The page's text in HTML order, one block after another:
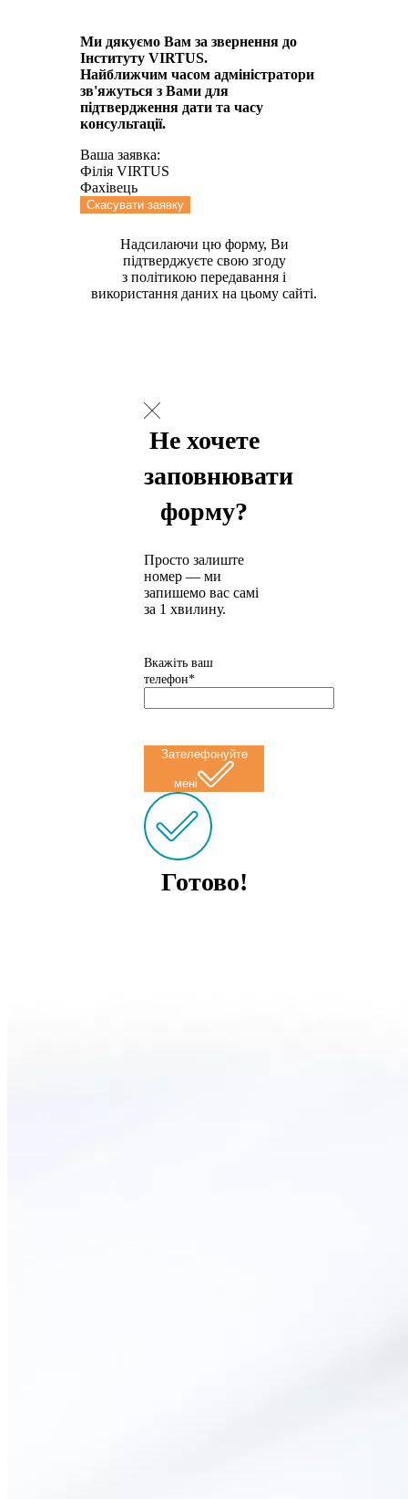
Ми дякуємо Вам за звернення до
Інституту VIRTUS.
Найближчим часом адмiнiстратори
зв'яжуться з Вами для
пiдтвердження дати та часу
консультацiï.
Ваша заявка:
Філія VIRTUS
Фахівець
Скасувати заявку
Надсилаючи цю форму, Ви
підтверджуєте свою згоду
з політикою передавання і
використання даних на цьому сайті.
Не хочете
заповнювати
форму?
Просто залиште
номер — ми
запишемо вас самі
за 1 хвилину.
Вкажіть ваш
телефон*
Зателефонуйте
мені
Готово!